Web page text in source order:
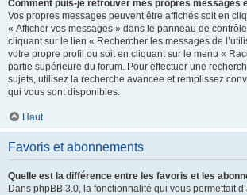
Comment puis-je retrouver mes propres messages
Vos propres messages peuvent être affichés soit en
« Afficher vos messages » dans le panneau de
cliquant sur le lien « Rechercher les messages de
votre propre profil ou soit en cliquant sur le menu «
partie supérieure du forum. Pour effectuer une
sujets, utilisez la recherche avancée et remplissez
qui vous sont disponibles.
Haut
Favoris et abonnements
Quelle est la différence entre les favoris et les
Dans phpBB 3.0, la fonctionnalité qui vous permettait